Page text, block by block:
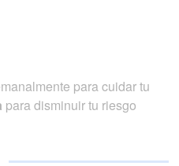
para cuidar tu
para disminuir tu riesgo